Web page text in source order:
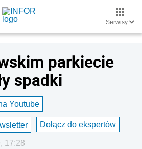
Serwisy
parkiecie
spadki
Youtube
Dołącz do ekspertów
17:28